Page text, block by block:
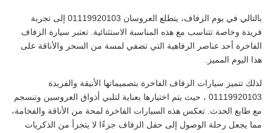
بالتالي في يوم الزفاف، يتطلع العروسان 01119920103 إلى تجربة
فريدة وخاصة تتناسب مع هذه المناسبة الاستثنائية. تعتبر سيارة الزفاف
الفاخرة أحد عناصر الرفاهية التي تضفي لمسة من السحر والأناقة على
هذا اليوم المميز.
لذلك تتميز سيارات الزفاف الفاخرة بتصميماتها الأنيقة والفريدة
01119920103 ، حيث يتم اختيارها بعناية لتلبي أذواق العروسين وتنسجم
مع طابع الحدث. تعكس هذه السيارات الفاخرة لمحة من الأناقة والفخامة،
مما يجعل رحلة الوصول إلى حفل الزفاف جزءًا لا يتجزأ من الذكريات